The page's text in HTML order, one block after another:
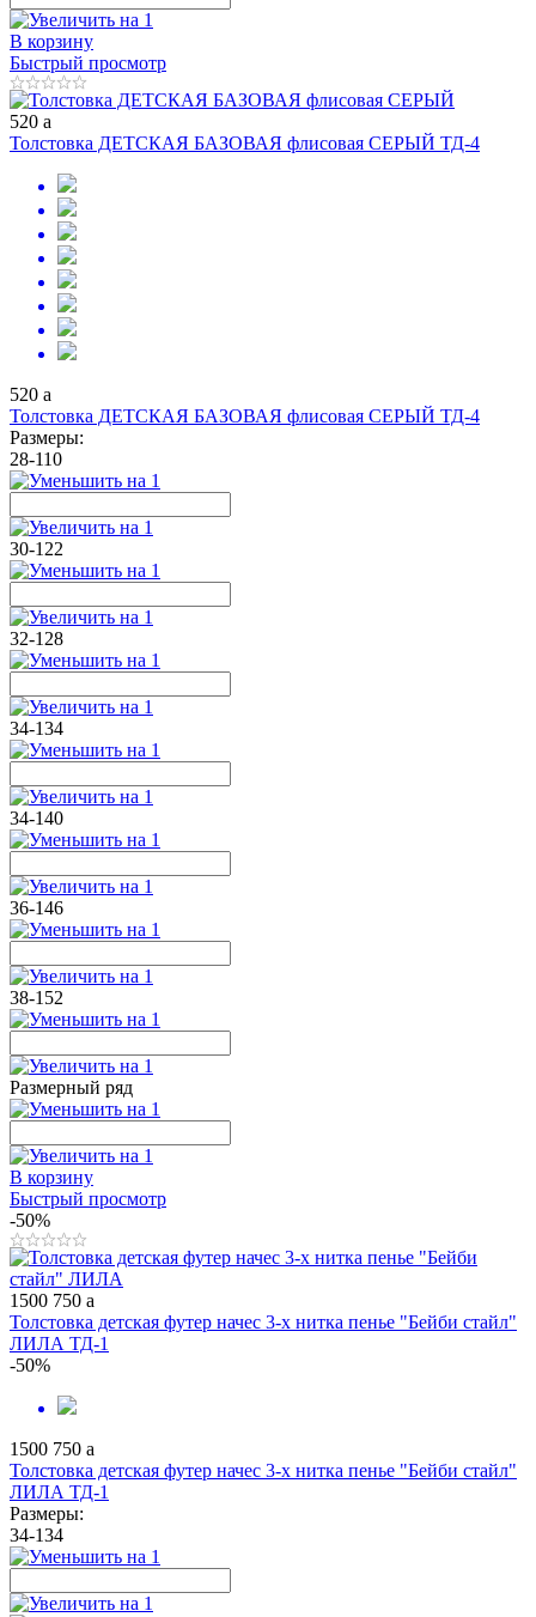
В корзину
Быстрый просмотр
520 a
Толстовка ДЕТСКАЯ БАЗОВАЯ флисовая СЕРЫЙ ТД-4
520 a
Толстовка ДЕТСКАЯ БАЗОВАЯ флисовая СЕРЫЙ ТД-4
Размеры:
28-110
30-122
32-128
34-134
34-140
36-146
38-152
Размерный ряд
В корзину
Быстрый просмотр
-50%
1500 750 a
Толстовка детская футер начес 3-х нитка пенье "Бейби стайл"
ЛИЛА ТД-1
-50%
1500 750 a
Толстовка детская футер начес 3-х нитка пенье "Бейби стайл"
ЛИЛА ТД-1
Размеры:
34-134